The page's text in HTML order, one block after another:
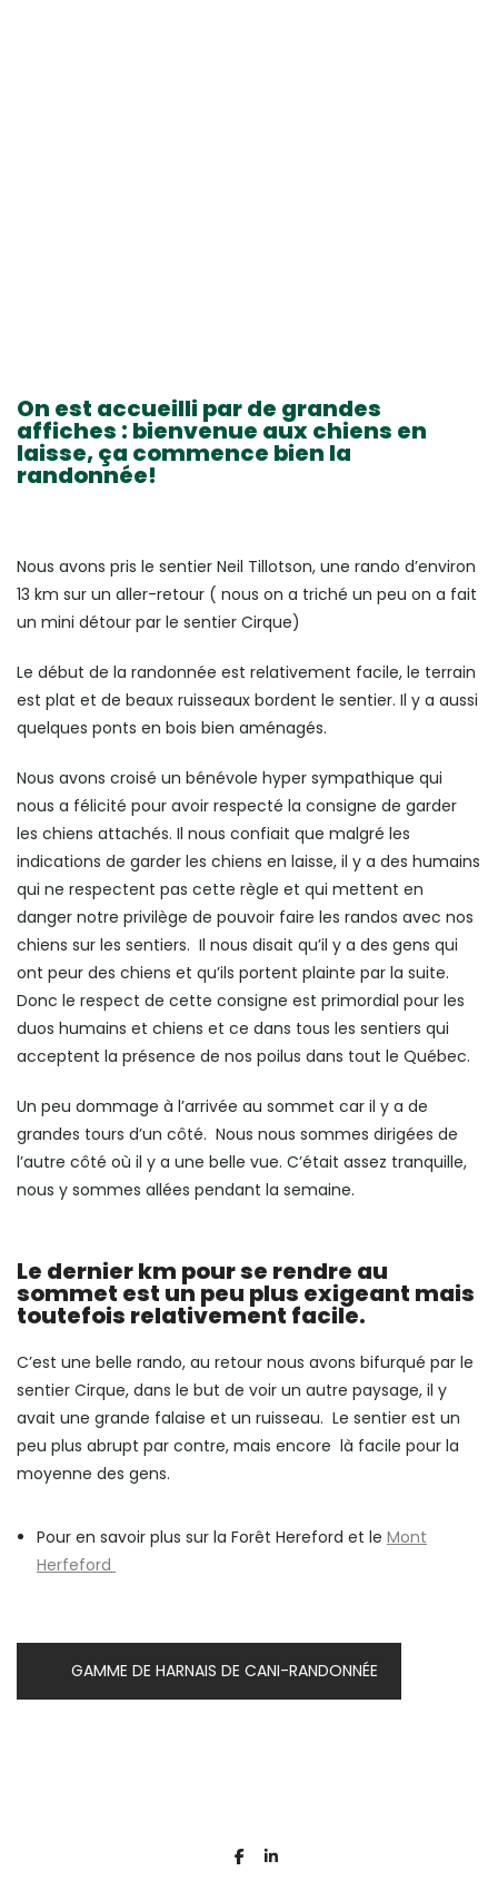
On est accueilli par de grandes
affiches : bienvenue aux chiens en
laisse, ça commence bien la
randonnée!
Nous avons pris le sentier Neil Tillotson, une rando d’environ
13 km sur un aller-retour ( nous on a triché un peu on a fait
un mini détour par le sentier Cirque)
Le début de la randonnée est relativement facile, le terrain
est plat et de beaux ruisseaux bordent le sentier. Il y a aussi
quelques ponts en bois bien aménagés.
Nous avons croisé un bénévole hyper sympathique qui
nous a félicité pour avoir respecté la consigne de garder
les chiens attachés. Il nous confiait que malgré les
indications de garder les chiens en laisse, il y a des humains
qui ne respectent pas cette règle et qui mettent en
danger notre privilège de pouvoir faire les randos avec nos
chiens sur les sentiers. Il nous disait qu’il y a des gens qui
ont peur des chiens et qu’ils portent plainte par la suite.
Donc le respect de cette consigne est primordial pour les
duos humains et chiens et ce dans tous les sentiers qui
acceptent la présence de nos poilus dans tout le Québec.
Un peu dommage à l’arrivée au sommet car il y a de
grandes tours d’un côté. Nous nous sommes dirigées de
l’autre côté où il y a une belle vue. C’était assez tranquille,
nous y sommes allées pendant la semaine.
Le dernier km pour se rendre au
sommet est un peu plus exigeant mais
toutefois relativement facile.
C’est une belle rando, au retour nous avons bifurqué par le
sentier Cirque, dans le but de voir un autre paysage, il y
avait une grande falaise et un ruisseau. Le sentier est un
peu plus abrupt par contre, mais encore là facile pour la
moyenne des gens.
Pour en savoir plus sur la Forêt Hereford et le Mont
Herfeford
GAMME DE HARNAIS DE CANI-RANDONNÉE